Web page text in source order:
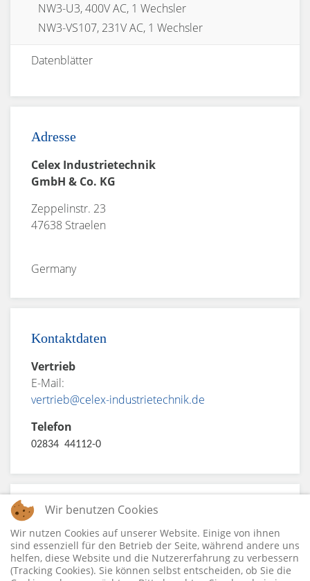
NW3-U3, 400V AC, 1 Wechsler
NW3-VS107, 231V AC, 1 Wechsler
Datenblätter
Adresse
Celex Industrietechnik
GmbH & Co. KG
Zeppelinstr. 23
47638 Straelen
Germany
Kontaktdaten
Vertrieb
E-Mail:
vertrieb@celex-industrietechnik.de
Telefon
02834 44112-0
Öffnungszeiten
Montag - Donnerstag
08:00 - 17:00
Wir benutzen Cookies
Wir nutzen Cookies auf unserer Website. Einige von ihnen
sind essenziell für den Betrieb der Seite, während andere uns
helfen, diese Website und die Nutzererfahrung zu verbessern
(Tracking Cookies). Sie können selbst entscheiden, ob Sie die